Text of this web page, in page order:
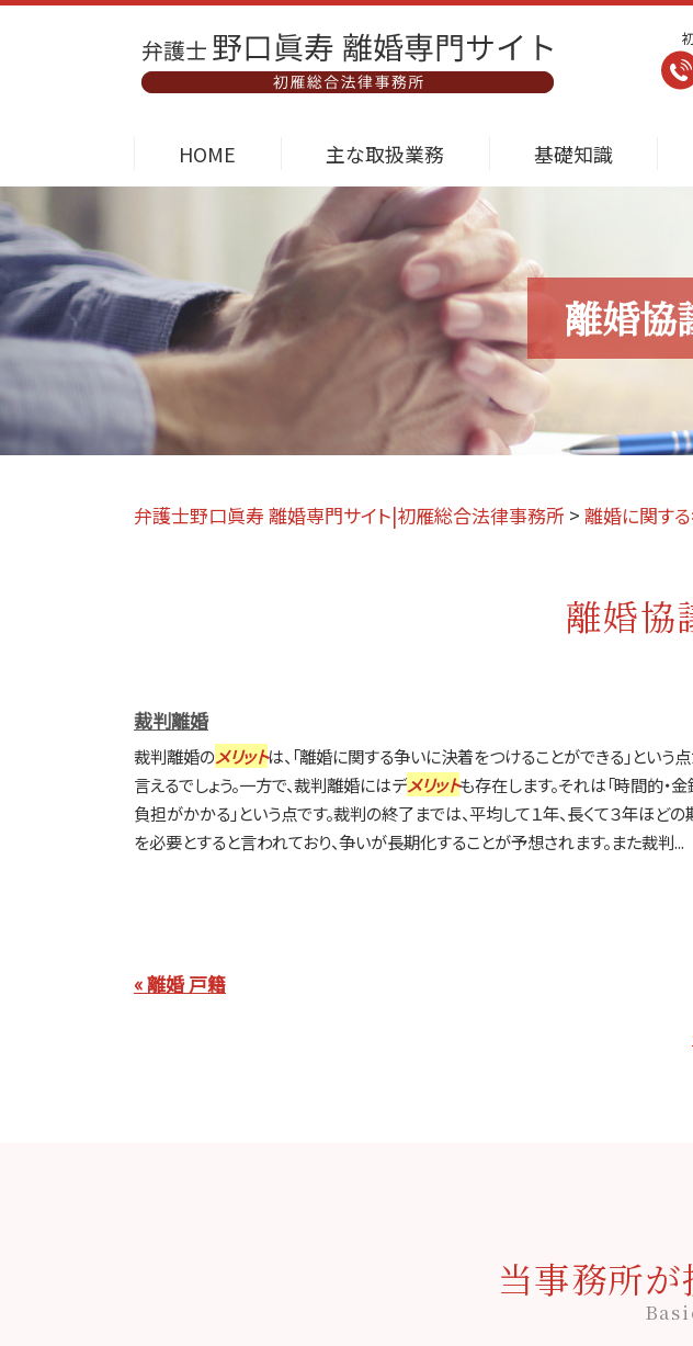
離婚協
HOME 主な取扱業務 基礎知識
弁護士野口眞寿 離婚専門サイト|初雁総合法律事務所 > 離婚に関す
離婚協
裁判離婚
裁判離婚のメリットは、「離婚に関する争いに決着をつけることができる」という
言えるでしょう。一方で、裁判離婚にはデメリットも存在します。それは「時間的・
負担がかかる」という点です。裁判の終了までは、平均して１年、長くて３年ほど
を必要とすると言われており、争いが長期化することが予想されます。また裁判...
« 離婚 戸籍
当事務所